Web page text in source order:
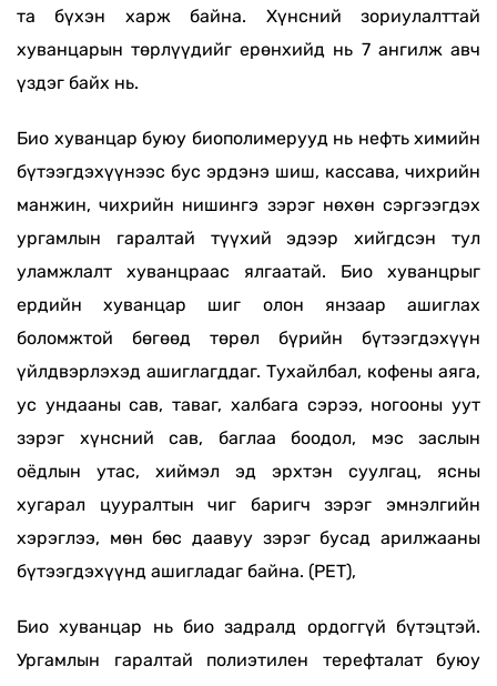
та бүхэн харж байна. Хүнсний зориулалттай
хуванцарын төрлүүдийг ерөнхийд нь 7 ангилж авч
үздэг байх нь.
Био хуванцар буюу биополимерууд нь нефть химийн
бүтээгдэхүүнээс бус эрдэнэ шиш, кассава, чихрийн
манжин, чихрийн нишингэ зэрэг нөхөн сэргээгдэх
ургамлын гаралтай түүхий эдээр хийгдсэн тул
уламжлалт хуванцраас ялгаатай. Био хуванцрыг
ердийн хуванцар шиг олон янзаар ашиглах
боломжтой бөгөөд төрөл бүрийн бүтээгдэхүүн
үйлдвэрлэхэд ашиглагддаг. Тухайлбал, кофены аяга,
ус ундааны сав, таваг, халбага сэрээ, ногооны уут
зэрэг хүнсний сав, баглаа боодол, мэс заслын
оёдлын утас, хиймэл эд эрхтэн суулгац, ясны
хугарал цууралтын чиг баригч зэрэг эмнэлгийн
хэрэглээ, мөн бөс даавуу зэрэг бусад арилжааны
бүтээгдэхүүнд ашигладаг байна. (PET),
Био хуванцар нь био задралд ордоггүй бүтэцтэй.
Ургамлын гаралтай полиэтилен терефталат буюу